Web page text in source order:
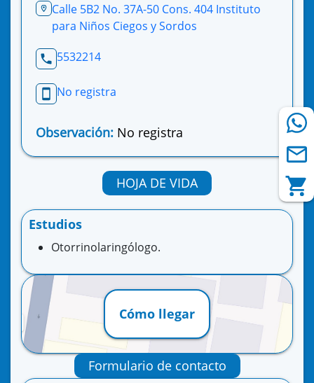
Calle 5B2 No. 37A-50 Cons. 404 Instituto
para Niños Ciegos y Sordos
5532214
No registra
Observación: No registra
HOJA DE VIDA
Estudios
Otorrinolaringólogo.
Cómo llegar
Formulario de contacto